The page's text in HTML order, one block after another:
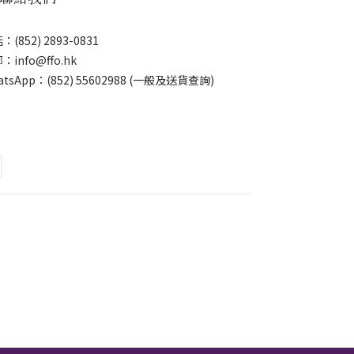
：(852) 2893-0831
：info@ffo.hk
： (852) 55602988 (一般及送貨查詢)